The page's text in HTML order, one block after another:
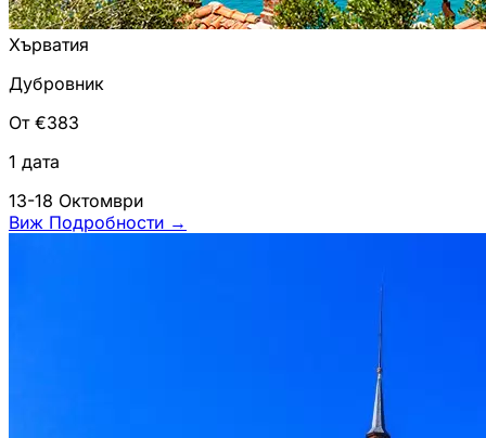
Хърватия
Дубровник
От €383
1 дата
13-18 Октомври
Виж Подробности →